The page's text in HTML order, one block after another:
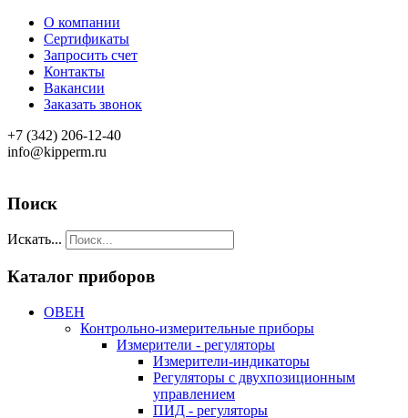
О компании
Сертификаты
Запросить счет
Контакты
Вакансии
Заказать звонок
+7 (342) 206-12-40
info@kipperm.ru
Поиск
Искать...
Каталог приборов
ОВЕН
Контрольно-измерительные приборы
Измерители - регуляторы
Измерители-индикаторы
Регуляторы с двухпозиционным
управлением
ПИД - регуляторы